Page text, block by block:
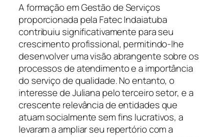
A formação em Gestão de Serviços
proporcionada pela Fatec Indaiatuba
contribuiu significativamente para seu
crescimento profissional, permitindo-lhe
desenvolver uma visão abrangente sobre os
processos de atendimento e a importância
do serviço de qualidade. No entanto, o
interesse de Juliana pelo terceiro setor, e a
crescente relevância de entidades que
atuam socialmente sem fins lucrativos, a
levaram a ampliar seu repertório com a